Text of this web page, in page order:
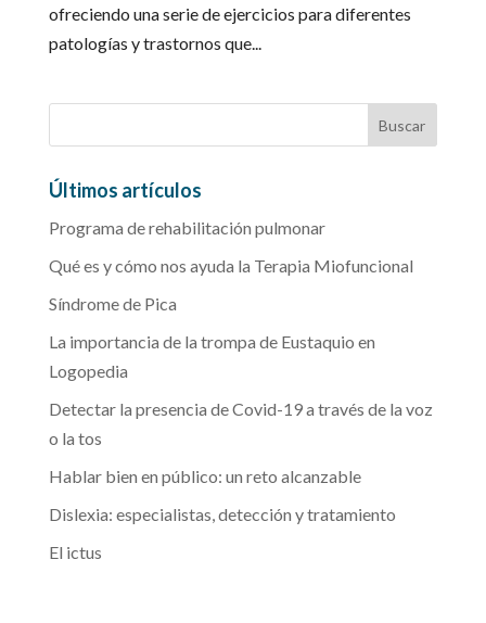
ofreciendo una serie de ejercicios para diferentes
patologías y trastornos que...
Últimos artículos
Programa de rehabilitación pulmonar
Qué es y cómo nos ayuda la Terapia Miofuncional
Síndrome de Pica
La importancia de la trompa de Eustaquio en
Logopedia
Detectar la presencia de Covid-19 a través de la voz
o la tos
Hablar bien en público: un reto alcanzable
Dislexia: especialistas, detección y tratamiento
El ictus